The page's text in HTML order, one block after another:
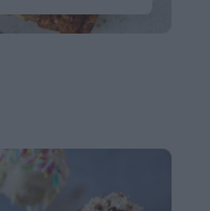
msk
Gör